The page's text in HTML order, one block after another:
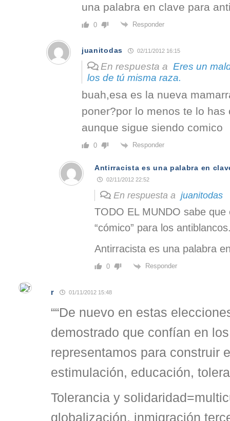
una palabra en clave para
0 Responder
juanitodas 02/11/2012 16:15
En respuesta a Eres un
los de tú misma raza.
buah,esa es la nueva
poner?por lo menos te lo has
aunque sigue siendo comico
0 Responder
Antirracista es una palabra en
02/11/2012 22:52
En respuesta a juanitodas
TODO EL MUNDO sabe
“cómico” para los
Antirracista es una palabra
0 Responder
r 01/11/2012 15:48
““De nuevo en estas
demostrado que confían en
representamos para construir
estimulación, educación,
Tolerancia y
globalización, inmigración